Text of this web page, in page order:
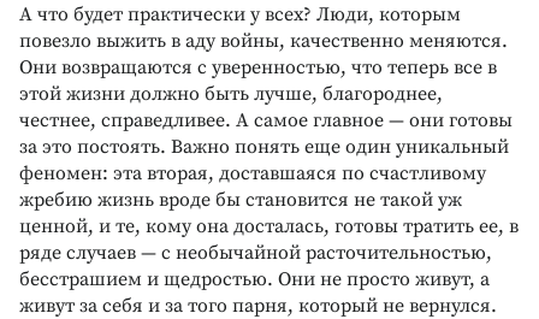
А что будет практически у всех? Люди, которым
повезло выжить в аду войны, качественно меняются.
Они возвращаются с уверенностью, что теперь все в
этой жизни должно быть лучше, благороднее,
честнее, справедливее. А самое главное — они готовы
за это постоять. Важно понять еще один уникальный
феномен: эта вторая, доставшаяся по счастливому
жребию жизнь вроде бы становится не такой уж
ценной, и те, кому она досталась, готовы тратить ее, в
ряде случаев — с необычайной расточительностью,
бесстрашием и щедростью. Они не просто живут, а
живут за себя и за того парня, который не вернулся.